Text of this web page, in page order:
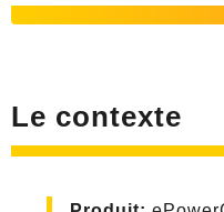
Le contexte